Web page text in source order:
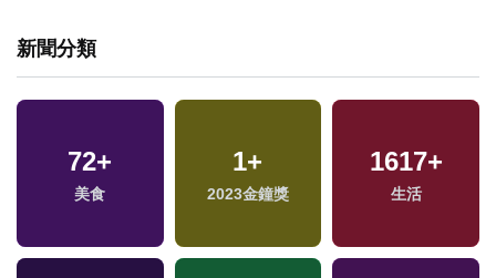
新聞分類
72+
美食
1+
2023金鐘獎
1617+
生活